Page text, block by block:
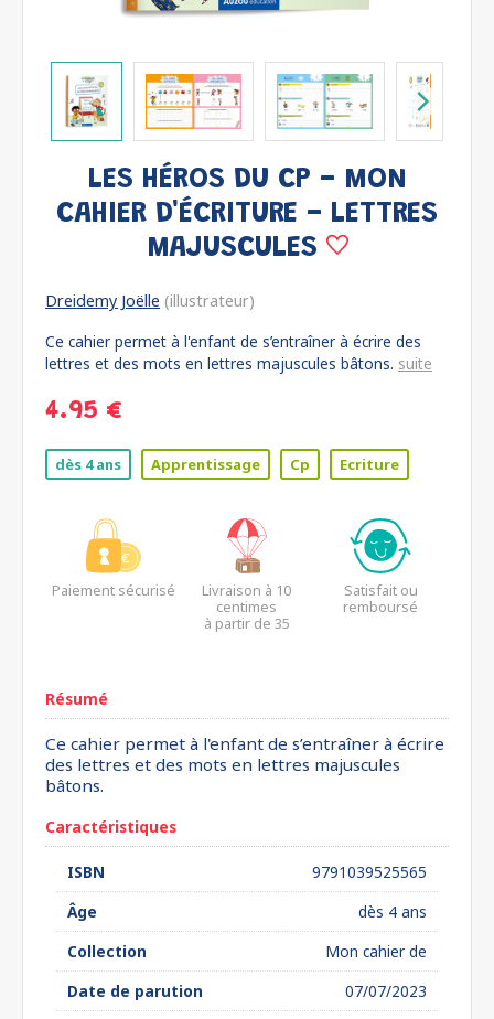
LES HÉROS DU CP - MON
CAHIER D'ÉCRITURE - LETTRES
MAJUSCULES
Dreidemy Joëlle (illustrateur)
Ce cahier permet à l'enfant de s’entraîner à écrire des
lettres et des mots en lettres majuscules bâtons. suite
4.95 €
dès 4 ans Apprentissage Cp Ecriture
Paiement sécurisé
Livraison à 10
centimes
à partir de 35
Satisfait ou
remboursé
Résumé
Ce cahier permet à l'enfant de s’entraîner à écrire
des lettres et des mots en lettres majuscules
bâtons.
Caractéristiques
ISBN
9791039525565
Âge
dès 4 ans
Collection
Mon cahier de
Date de parution
07/07/2023